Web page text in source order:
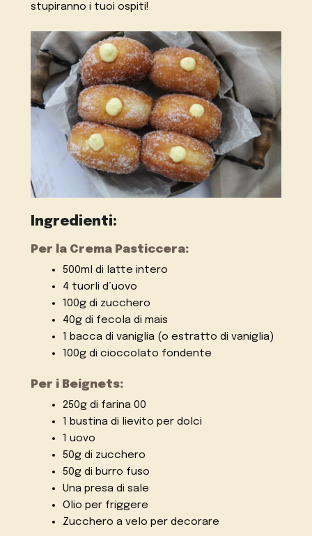
stupiranno i tuoi ospiti!
Ingredienti:
Per la Crema Pasticcera:
500ml di latte intero
4 tuorli d’uovo
100g di zucchero
40g di fecola di mais
1 bacca di vaniglia (o estratto di vaniglia)
100g di cioccolato fondente
Per i Beignets:
250g di farina 00
1 bustina di lievito per dolci
1 uovo
50g di zucchero
50g di burro fuso
Una presa di sale
Olio per friggere
Zucchero a velo per decorare